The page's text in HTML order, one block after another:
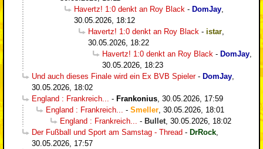
Havertz! 1:0 denkt an Roy Black - DomJay
30.05.2026, 18:12
Havertz! 1:0 denkt an Roy Black - istar
30.05.2026, 18:22
Havertz! 1:0 denkt an Roy Black - DomJay
30.05.2026, 18:23
Und auch dieses Finale wird ein Ex BVB Spieler- DomJay
30.05.2026, 18:02
England : Frankreich...
- Frankonius 30.05.2026, 17:59
England : Frankreich...
- Smeller 30.05.2026, 18:01
England : Frankreich...
- Bullet 30.05.2026, 18:02
Der Fußball und Sport am Samstag - Thread - DrRock
30.05.2026, 17:57